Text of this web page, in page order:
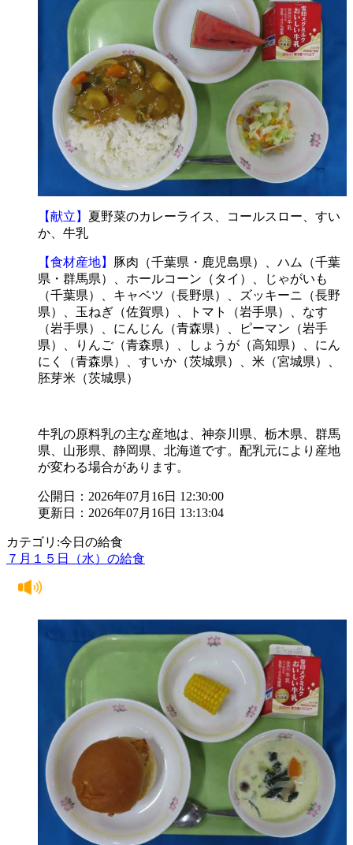
【献立】 夏野菜のカレーライス、コールスロー、すい
か、牛乳
【食材産地】 豚肉（千葉県・鹿児島県）、ハム（千葉
県・群馬県）、ホールコーン（タイ）、じゃがいも
（千葉県）、キャベツ（長野県）、ズッキーニ（長野
県）、玉ねぎ（佐賀県）、トマト（岩手県）、なす
（岩手県）、にんじん（青森県）、ピーマン（岩手
県）、りんご（青森県）、しょうが（高知県）、にん
にく（青森県）、すいか（茨城県）、米（宮城県）、
胚芽米（茨城県）
牛乳の原料乳の主な産地は、神奈川県、栃木県、群馬
県、山形県、静岡県、北海道です。配乳元により産地
が変わる場合があります。
公開日：2026年07月16日 12:30:00
更新日：2026年07月16日 13:13:04
カテゴリ:今日の給食
７月１５日（水）の給食